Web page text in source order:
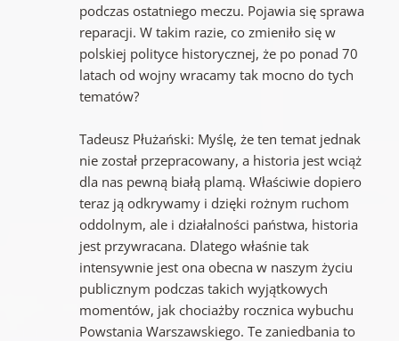
podczas ostatniego meczu. Pojawia się sprawa
reparacji. W takim razie, co zmieniło się w
polskiej polityce historycznej, że po ponad 70
latach od wojny wracamy tak mocno do tych
tematów?
Tadeusz Płużański: Myślę, że ten temat jednak
nie został przepracowany, a historia jest wciąż
dla nas pewną białą plamą. Właściwie dopiero
teraz ją odkrywamy i dzięki rożnym ruchom
oddolnym, ale i działalności państwa, historia
jest przywracana. Dlatego właśnie tak
intensywnie jest ona obecna w naszym życiu
publicznym podczas takich wyjątkowych
momentów, jak chociażby rocznica wybuchu
Powstania Warszawskiego. Te zaniedbania to